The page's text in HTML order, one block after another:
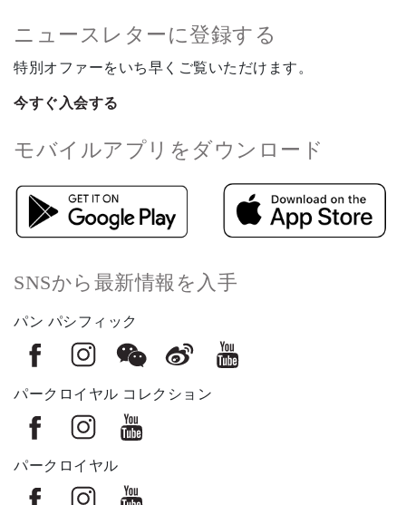
ニュースレターに登録する
特別オファーをいち早くご覧いただけます。
今すぐ入会する
モバイルアプリをダウンロード
SNSから最新情報を入手
パン パシフィック
パークロイヤル コレクション
パークロイヤル